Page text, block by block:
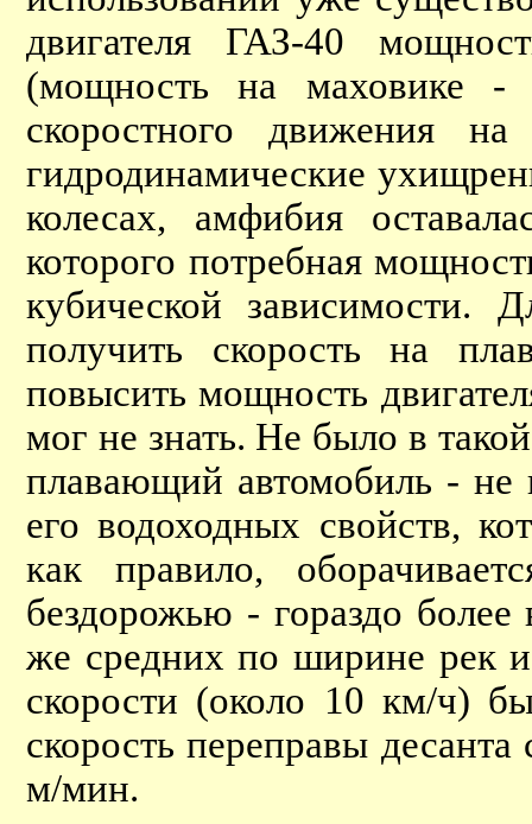
двигателя ГАЗ-40
(мощность на маховике -
скоростного движения
гидродинамические
колесах, амфибия
которого потребная
кубической
получить скорость на
повысить мощность
мог не знать. Не было в
плавающий автомобиль -
его водоходных свойств,
как правило,
бездорожью - гораздо
же средних по ширине рек
скорости (около 10 км/ч)
скорость переправы
м/мин.